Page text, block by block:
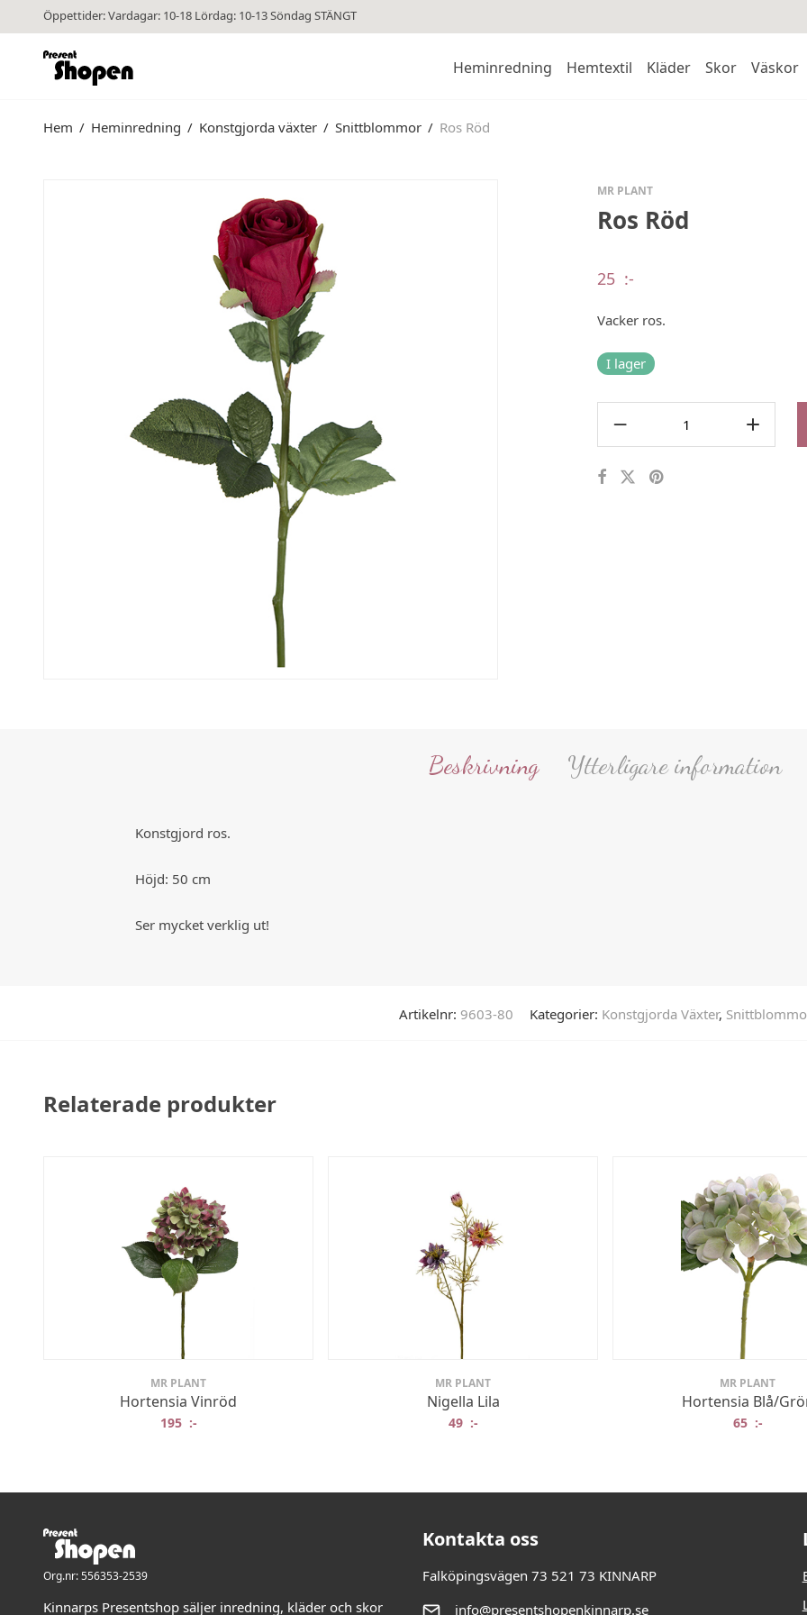
Öppettider: Vardagar: 10-18 Lördag: 10-13 Söndag STÄNGT
Heminredning Hemtextil Kläder Skor Väskor
Hem / Heminredning / Konstgjorda växter / Snittblommor / Ros Röd
MR PLANT
Ros Röd
25 :-
Vacker ros.
I lager
Beskrivning Ytterligare information
Konstgjord ros.
Höjd: 50 cm
Ser mycket verklig ut!
Artikelnr: 9603-80 Kategorier: Konstgjorda Växter,
Relaterade produkter
MR PLANT
Hortensia Vinröd
195 :-
MR PLANT
Nigella Lila
49 :-
MR PLANT
Hortensia Blå/
65 :-
Org.nr: 556353-2539
Kinnarps Presentshop säljer inredning, kläder och skor
Kontakta oss
Falköpingsvägen 73 521 73 KINNARP
info@presentshopenkinnarp.se